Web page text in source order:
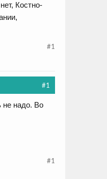
Костно-
#1
#1
не надо. Во
#1